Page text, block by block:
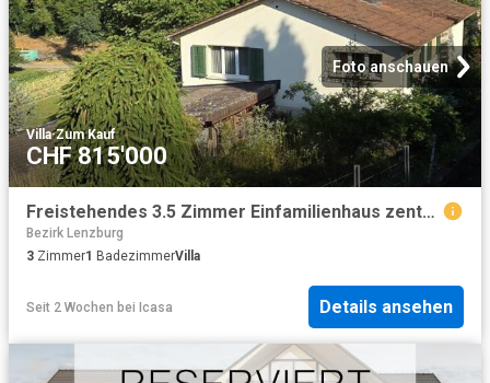
Foto anschauen
Villa·Zum Kauf
CHF 815'000
Freistehendes 3.5 Zimmer Einfamilienhaus zentrumsnah, an sonniger Lage mit Weitsicht
Bezirk Lenzburg
3 Zimmer1 BadezimmerVilla
Seit 2 Wochen bei Icasa Details ansehen